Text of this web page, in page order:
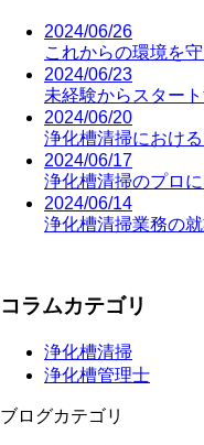
2024/06/26
これからの環境を
2024/06/23
未経験からスター
2024/06/20
浄化槽清掃におけ
2024/06/17
浄化槽清掃のプロ
2024/06/14
浄化槽清掃業務の
コラムカテゴリ
浄化槽清掃
浄化槽管理士
ブログカテゴリ